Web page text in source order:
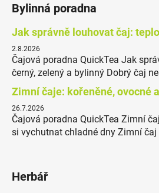
Bylinná poradna
Jak správně louhovat čaj:
2.8.2026
Čajová poradna QuickTea Jak
černý, zelený a bylinný Dobrý čaj
Zimní čaje: kořeněné, ovocné
26.7.2026
Čajová poradna QuickTea Zimní
si vychutnat chladné dny Zimní čaj
Herbář